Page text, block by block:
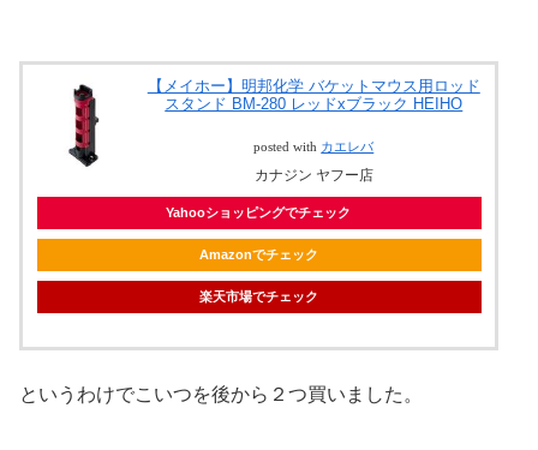
【メイホー】明邦化学 バケットマウス用ロッド
スタンド BM-280 レッドxブラック HEIHO
posted with カエレバ
カナジン ヤフー店
Yahooショッピングでチェック
Amazonでチェック
楽天市場でチェック
というわけでこいつを後から２つ買いました。